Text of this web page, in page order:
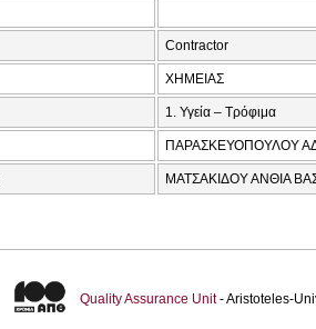
Contractor
ΧΗΜΕΙΑΣ
1. Υγεία – Τρόφιμα
ΠΑΡΑΣΚΕΥΟΠΟΥΛΟΥ
ΜΑΤΣΑΚΙΔΟΥ ΑΝΘΙΑ
Quality Assurance Unit- Aristoteles-